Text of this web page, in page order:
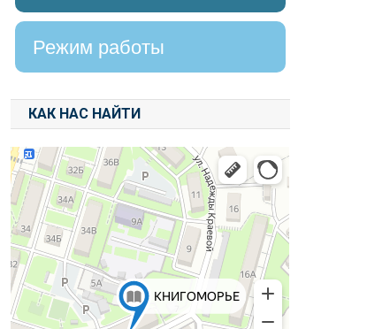
Режим работы
КАК НАС НАЙТИ